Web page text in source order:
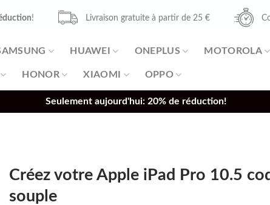
! Livraison gratuite à partir de 25 €
HUAWEI ONEPLUS MOTOROLA
HONOR XIAOMI OPPO
Seulement aujourd'hui: 20% de réduction!
Créez votre Apple iPad Pro 10.5
souple